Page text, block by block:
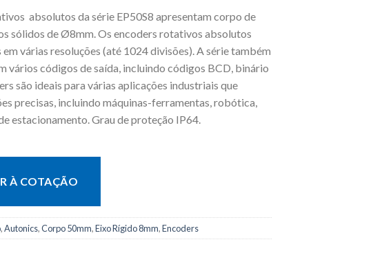
absolutos da série EP50S8 apresentam corpo de
sólidos de Ø8mm. Os encoders rotativos absolutos
várias resoluções (até 1024 divisões). A série também
vários códigos de saída, incluindo códigos BCD, binário
são ideais para várias aplicações industriais que
precisas, incluindo máquinas-ferramentas, robótica,
estacionamento. Grau de proteção IP64.
À COTAÇÃO
,Autonics,Corpo 50mm,Eixo Rígido 8mm,Encoders